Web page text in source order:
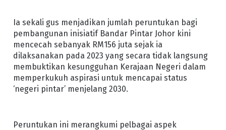
Ia sekali gus menjadikan jumlah peruntukan bagi
pembangunan inisiatif Bandar Pintar Johor kini
mencecah sebanyak RM156 juta sejak ia
dilaksanakan pada 2023 yang secara tidak langsung
membuktikan kesungguhan Kerajaan Negeri dalam
memperkukuh aspirasi untuk mencapai status
‘negeri pintar’ menjelang 2030.
Peruntukan ini merangkumi pelbagai aspek